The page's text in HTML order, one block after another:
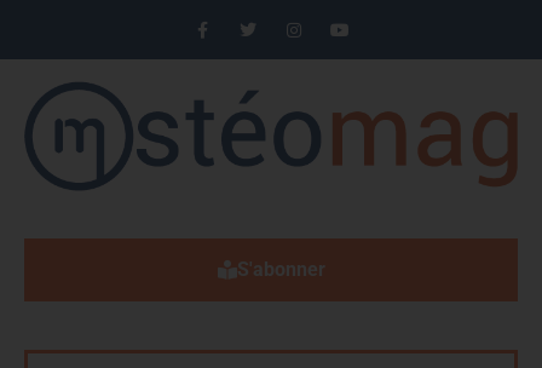
S'abonner